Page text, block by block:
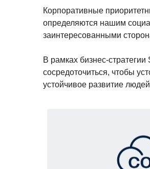
Корпоративные
определяются нашим
заинтересованными
В рамках бизнес-
сосредоточиться, чтобы
устойчивое развитие